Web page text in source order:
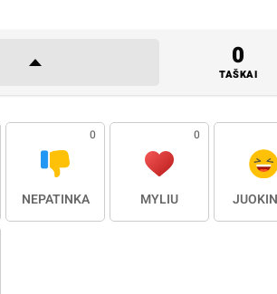
0
TAŠKAI
0
NEPATINKA
0
MYLIU